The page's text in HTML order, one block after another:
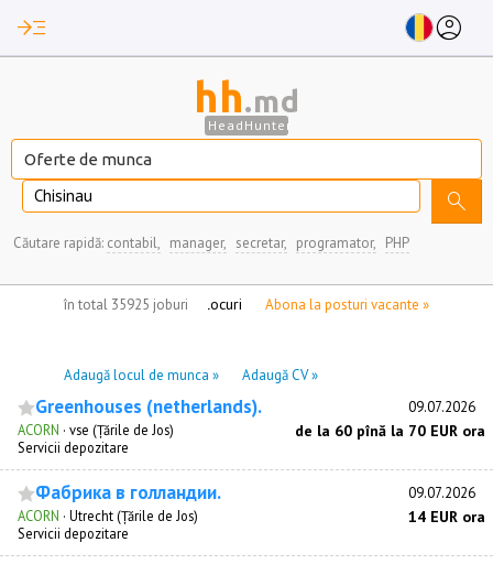
read_more account_circle
hh.md
HeadHunter
Chisinau search
Căutare rapidă: contabil, manager, secretar, programator, PHP
în total 35925 joburi Abona la posturi vacante »
nu aveți locuri de munca marcate
Adaugă locul de munca » Adaugă CV »
Greenhouses (netherlands). 09.07.2026
ACORN · vse (Țările de Jos) de la 60 pînă la 70 EUR ora
Servicii depozitare
Фабрика в голландии. 09.07.2026
ACORN · Utrecht (Țările de Jos) 14 EUR ora
Servicii depozitare